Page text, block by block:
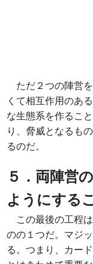
ただ２つの陣営
くて相互作用のあ
な生態系を作るこ
り、脅威となるも
るのだ。
５．両陣営
ようにする
この最後の工程
のの１つだ。マジ
る。つまり、カー